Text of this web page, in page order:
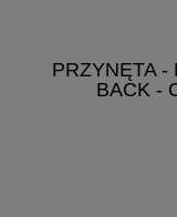
PRZYNĘTA -
BACK -